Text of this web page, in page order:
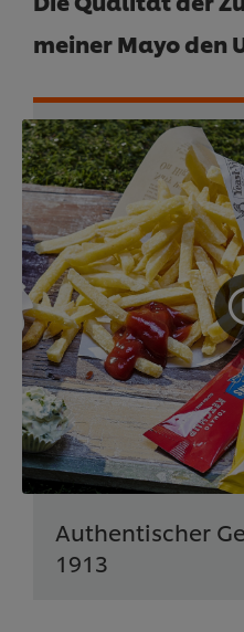
meiner Mayo den
Authentischer
1913